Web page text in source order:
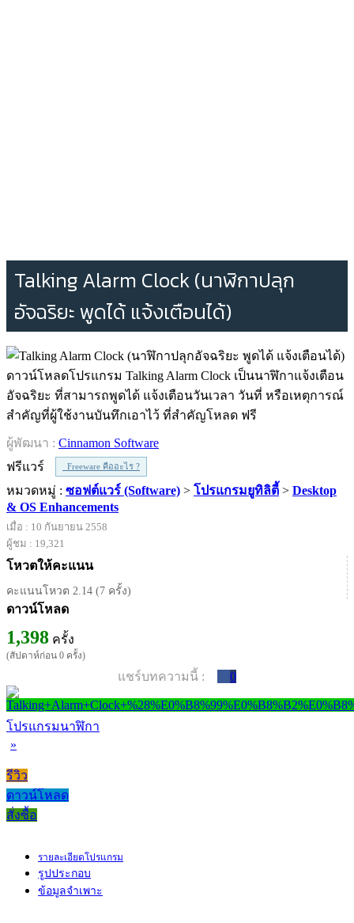
Talking Alarm Clock (นาฬิกาปลุก
อัจฉริยะ พูดได้ แจ้งเตือนได้)
ดาวน์โหลดโปรแกรม Talking Alarm Clock เป็นนาฬิกาแจ้งเตือน
อัจฉริยะ ที่สามารถพูดได้ แจ้งเตือนวันเวลา วันที่ หรือเหตุการณ์
สำคัญที่ผู้ใช้งานบันทึกเอาไว้ ที่สำคัญโหลด ฟรี
ผู้พัฒนา : Cinnamon Software
ฟรีแวร์
Freeware คืออะไร ?
หมวดหมู่ : ซอฟต์แวร์ (Software) > โปรแกรมยูทิลิตี้ > Desktop
& OS Enhancements
เมื่อ : 10 กันยายน 2558
ผู้ชม : 19,321
โหวตให้คะแนน
คะแนนโหวต 2.14 (7 ครั้ง)
ดาวน์โหลด
1,398 ครั้ง
(สัปดาห์ก่อน 0 ครั้ง)
แชร์บทความนี้ : 0
โปรแกรมนาฬิกา
»
รีวิว
ดาวน์โหลด
สั่งซื้อ
รายละเอียดโปรแกรม
รูปประกอบ
ข้อมูลจำเพาะ